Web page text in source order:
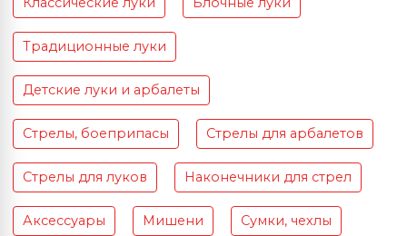
Традиционные луки
Детские луки и арбалеты
Стрелы, боеприпасы Стрелы для арбалетов
Стрелы для луков Наконечники для стрел
Аксессуары Мишени Сумки, чехлы